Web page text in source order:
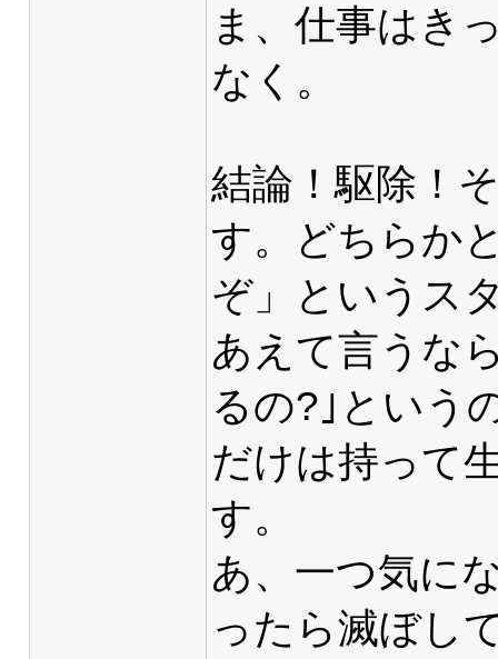
ま、仕事はき
なく。
結論！駆除！
す。どちらか
ぞ」というス
あえて言うな
るの?｣という
だけは持って
す。
あ、一つ気に
ったら滅ぼし